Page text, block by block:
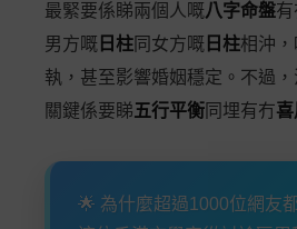
最緊要係睇兩個人嘅八字命盤
男方嘅 日柱 同女方嘅 日柱相沖
執，甚至影響婚姻穩定。不過，
關鍵係要睇五行平衡 同埋有冇
🌟 為什麼超過1000位網友